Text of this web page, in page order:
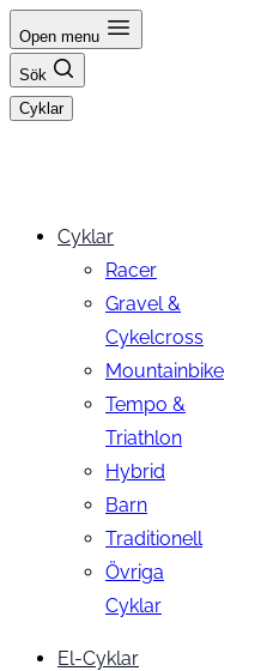
Hoppa
till
innehåll
Open menu
Sök
Cyklar
Cyklar
Racer
Gravel &
Cykelcross
Mountainbike
Tempo &
Triathlon
Hybrid
Barn
Traditionell
Övriga
Cyklar
El-Cyklar